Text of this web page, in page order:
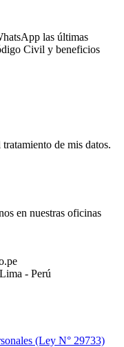
las últimas
Civil y beneficios
tratamiento de mis datos.
en nuestras oficinas
- Perú
(Ley N° 29733)